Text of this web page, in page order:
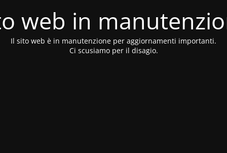
web in
Il sito web è in manutenzione per aggiornamenti importanti.
Ci scusiamo per il disagio.